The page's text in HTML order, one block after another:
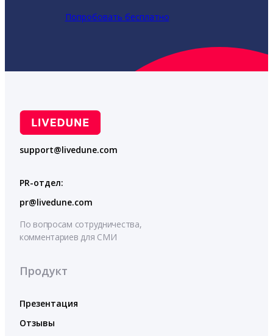
Попробовать бесплатно
support@livedune.com
PR-отдел:
pr@livedune.com
По вопросам сотрудничества,
комментариев для СМИ
Продукт
Презентация
Отзывы